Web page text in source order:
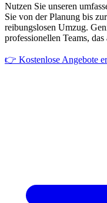
Nutzen Sie unseren
Sie von der Planung bis
reibungslosen Umzug.
professionellen Teams,
👉 Kostenlose Angebote